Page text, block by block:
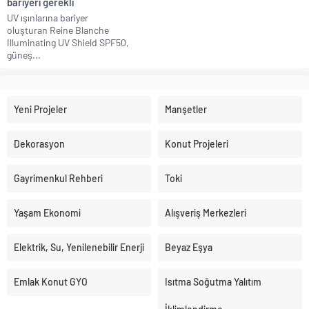
UV ışınlarına bariyer
oluşturan Reine Blanche
Illuminating UV Shield SPF50,
güneş...
Yeni Projeler Manşetler
Dekorasyon Konut Projeleri
Gayrimenkul Rehberi Toki
Yaşam Ekonomi Alışveriş Merkezleri
Elektrik, Su, Yenilenebilir Enerji Beyaz Eşya
Emlak Konut GYO Isıtma Soğutma Yalıtım